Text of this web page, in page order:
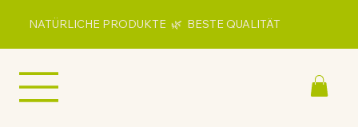
NATÜRLICHE PRODUKTE 🌿 BESTE QUALITÄT